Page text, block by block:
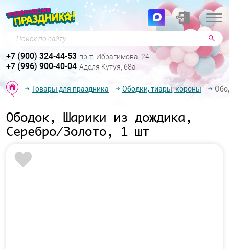
Поиск по сайту
+7 (900) 324-44-53 пр-т. Ибрагимова, 24
+7 (996) 900-40-04 Аделя Кутуя, 68а
Товары для праздника Ободки, тиары, короны
Ободок, Шарики из дождика,
Серебро/Золото, 1 шт